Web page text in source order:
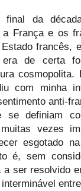
final da
a França e os
francês,
de certa
com minha
anti-
se definiam
vezes
esgotado
é, sem
a ser resolvido